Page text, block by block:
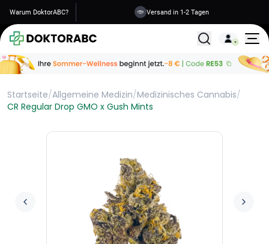
Warum DoktorABC? Versand in 1-2 Tagen
Alle
Startseite/Allgemeine Medizin/Medizinisches Cannabis/
CR Regular Drop GMO x Gush Mints